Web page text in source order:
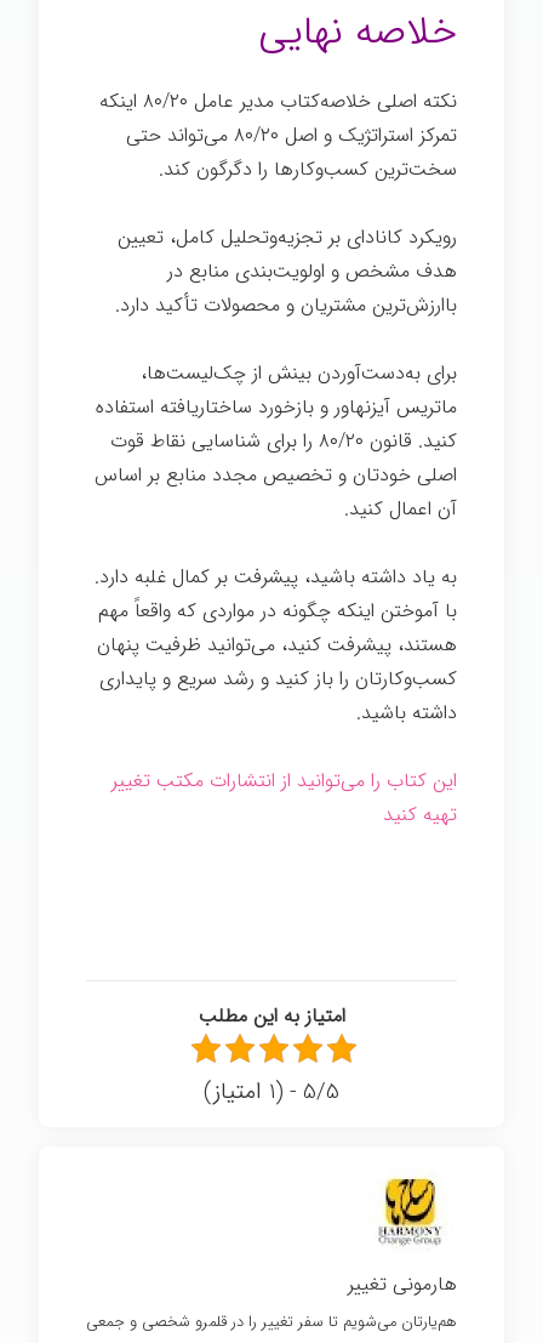
خلاصه نهایی
نکته اصلی خلاصه‌کتاب مدیر عامل ۸۰/۲۰ اینکه
تمرکز استراتژیک و اصل ۸۰/۲۰ می‌تواند حتی
سخت‌ترین کسب‌وکارها را دگرگون کند.
رویکرد کانادای بر تجزیه‌وتحلیل کامل، تعیین
هدف مشخص و اولویت‌بندی منابع در
باارزش‌ترین مشتریان و محصولات تأکید دارد.
برای به‌دست‌آوردن بینش از چک‌لیست‌ها،
ماتریس آیزنهاور و بازخورد ساختاریافته استفاده
کنید. قانون ۸۰/۲۰ را برای شناسایی نقاط قوت
اصلی خودتان و تخصیص مجدد منابع بر اساس
آن اعمال کنید.
به یاد داشته باشید، پیشرفت بر کمال غلبه دارد.
با آموختن اینکه چگونه در مواردی که واقعاً مهم
هستند، پیشرفت کنید، می‌توانید ظرفیت پنهان
کسب‌وکارتان را باز کنید و رشد سریع و پایداری
داشته باشید.
این کتاب را می‌توانید از انتشارات مکتب تغییر
تهیه کنید
امتیاز به این مطلب
5/5 - (1 امتیاز)
هارمونی تغییر
هم‌یارتان می‌شویم تا سفر تغییر را در قلمرو شخصی و جمعی